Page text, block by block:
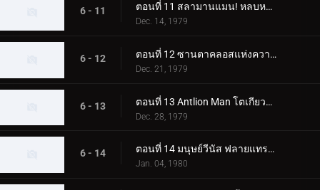
6 - 11 ตอนที่ 11 สลามานแมน! หลบหนีจากหุบเขานรก
Dec. 14, 1979
6 - 12 ตอนที่ 12 ซานตาคลอสแห่งความมืด; อา การเปลี่ยนแปลงที่เป็นไปไม่ได้
Dec. 21, 1979
6 - 13 ตอนที่ 13 Antlion Man โตเกียวระเบิดก่อน 03.00 น
Dec. 28, 1979
6 - 14 ตอนที่ 14 มนุษย์วีนัส ฟลายแทรป มาสค์ไรเดอร์ โคลสคอล
Jan. 04, 1980